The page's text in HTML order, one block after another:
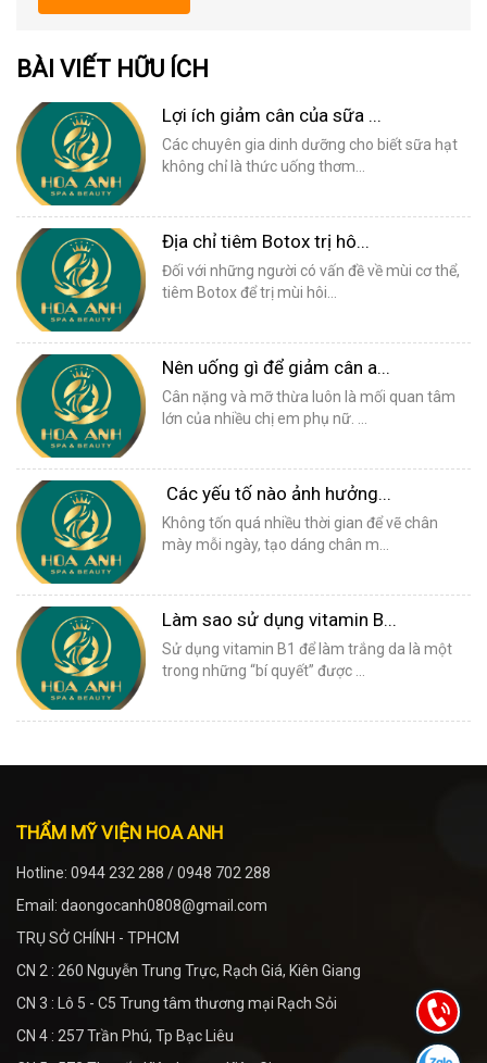
BÀI VIẾT HỮU ÍCH
Lợi ích giảm cân của sữa ...
Các chuyên gia dinh dưỡng cho biết sữa hạt
không chỉ là thức uống thơm...
Địa chỉ tiêm Botox trị hô...
Đối với những người có vấn đề về mùi cơ thể,
tiêm Botox để trị mùi hôi...
Nên uống gì để giảm cân a...
Cân nặng và mỡ thừa luôn là mối quan tâm
lớn của nhiều chị em phụ nữ. ...
Các yếu tố nào ảnh hưởng...
Không tốn quá nhiều thời gian để vẽ chân
mày mỗi ngày, tạo dáng chân m...
Làm sao sử dụng vitamin B...
Sử dụng vitamin B1 để làm trắng da là một
trong những “bí quyết” được ...
THẨM MỸ VIỆN HOA ANH
Hotline: 0944 232 288 / 0948 702 288
Email: daongocanh0808@gmail.com
TRỤ SỞ CHÍNH - TPHCM
CN 2 : 260 Nguyễn Trung Trực, Rạch Giá, Kiên Giang
CN 3 : Lô 5 - C5 Trung tâm thương mại Rạch Sỏi
CN 4 : 257 Trần Phú, Tp Bạc Liêu